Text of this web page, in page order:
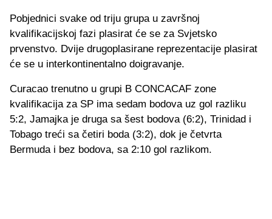
Pobjednici svake od triju grupa u završnoj
kvalifikacijskoj fazi plasirat će se za Svjetsko
prvenstvo. Dvije drugoplasirane reprezentacije plasirat
će se u interkontinentalno doigravanje.
Curacao trenutno u grupi B CONCACAF zone
kvalifikacija za SP ima sedam bodova uz gol razliku
5:2, Jamajka je druga sa šest bodova (6:2), Trinidad i
Tobago treći sa četiri boda (3:2), dok je četvrta
Bermuda i bez bodova, sa 2:10 gol razlikom.